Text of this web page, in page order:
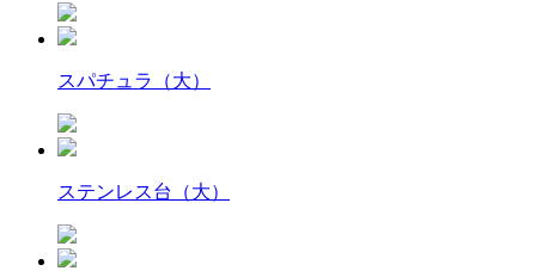
スパチュラ（大）
ステンレス台（大）